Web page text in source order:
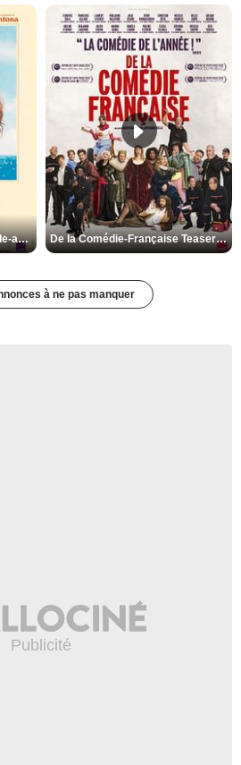
Les Matins merveilleux Bande-annonce VF De la Comédie-Française Teaser VF
à ne pas manquer